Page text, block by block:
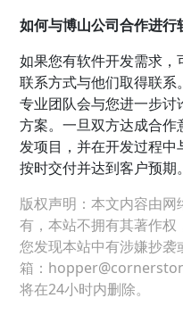
如何与博山公司合作进行
如果您有软件开发需求
联系方式与他们取得联
专业团队会与您进一步
方案。一旦双方达成合
发项目，并在开发过程中
按时交付并达到客户预期。
版权声明：本文内容由
有，本站不拥有其著作
您发现本站中有涉嫌抄
箱：
将在24小时内删除。